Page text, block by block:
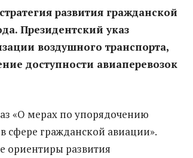
развития гражданской
Президентский указ
воздушного транспорта,
доступности авиаперевозок
«О мерах по упорядочению
сфере гражданской авиации».
ориентиры развития